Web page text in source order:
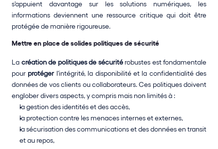
s'appuient davantage sur les solutions numériques, les
informations deviennent une ressource critique qui doit être
protégée de manière rigoureuse.
Mettre en place de solides politiques de sécurité
La création de politiques de sécurité robustes est fondamentale
pour protéger l'intégrité, la disponibilité et la confidentialité des
données de vos clients ou collaborateurs. Ces politiques doivent
englober divers aspects, y compris mais non limités à :
la gestion des identités et des accès,
la protection contre les menaces internes et externes,
la sécurisation des communications et des données en transit
et au repos,